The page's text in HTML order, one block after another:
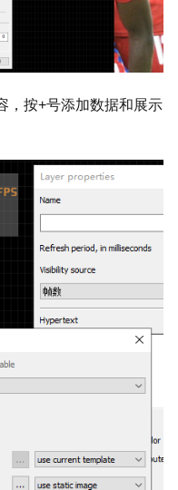
，按+号添加数据和展示